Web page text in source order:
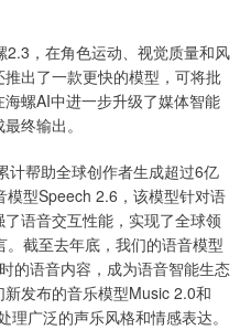
，在角色运动、视觉质量和风
出了一款更快的模型，可将批
螺AI中进一步升级了媒体智能
终输出。
计帮助全球创作者生成超过6亿
型Speech 2.6，该模型针对语
语音交互性能，实现了全球领
截至去年底，我们的语音模型
的语音内容，成为语音智能生态
发布的音乐模型Music 2.0和
广泛的声乐风格和情感表达。